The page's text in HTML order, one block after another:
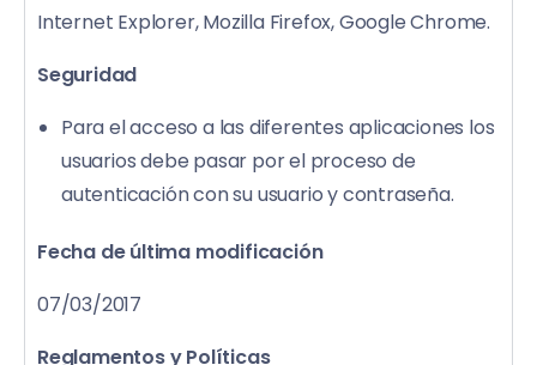
Internet Explorer, Mozilla Firefox, Google Chrome.
Seguridad
Para el acceso a las diferentes aplicaciones los
usuarios debe pasar por el proceso de
autenticación con su usuario y contraseña.
Fecha de última modificación
07/03/2017
Reglamentos y Políticas